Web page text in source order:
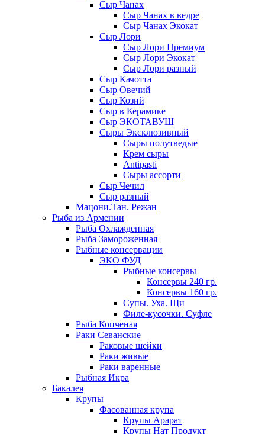
Сыр Чанах
Сыр Чанах в ведре
Сыр Чанах Экокат
Сыр Лори
Сыр Лори Премиум
Сыр Лори Экокат
Сыр Лори разный
Сыр Качотта
Сыр Овечий
Сыр Козий
Сыр в Керамике
Сыр ЭКОТАВУШ
Сыры Эксклюзивный
Сыры полутведые
Крем сыры
Antipasti
Сыры ассорти
Сыр Чечил
Сыр разный
Мацони.Тан. Режан
Рыба из Армении
Рыба Охлажденная
Рыба Замороженная
Рыбные консервации
ЭКО ФУД
Рыбные консервы
Консервы 240 гр.
Консервы 160 гр.
Супы. Уха. Щи
Филе-кусочки. Суфле
Рыба Копченая
Раки Севанские
Раковые шейки
Раки живые
Раки варенные
Рыбная Икра
Бакалея
Крупы
Фасованная крупа
Крупы Арарат
Крупы Нат Продукт